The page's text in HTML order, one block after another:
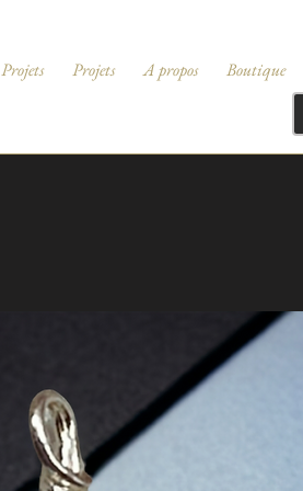
Projets Projets A propos Boutique